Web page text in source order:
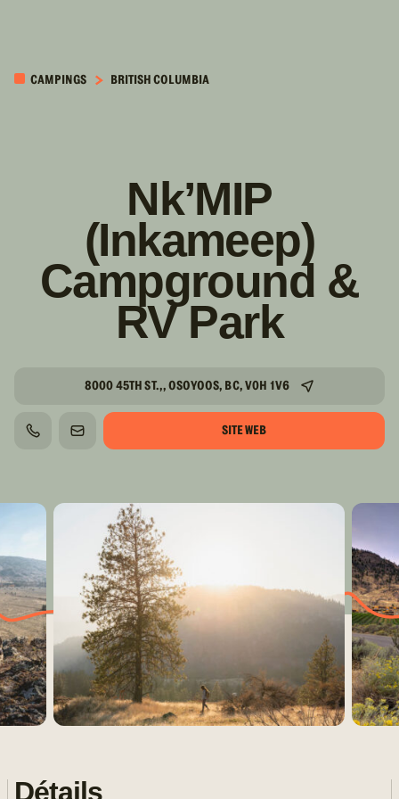
CONTENUCAMPINGS BRITISH COLUMBIA
Nk’MIP
(Inkameep)
Campground &
RV Park
8000 45TH ST.,, OSOYOOS, BC, V0H 1V6
TÉLÉPHONECOURRIEL SITE WEB
Détails